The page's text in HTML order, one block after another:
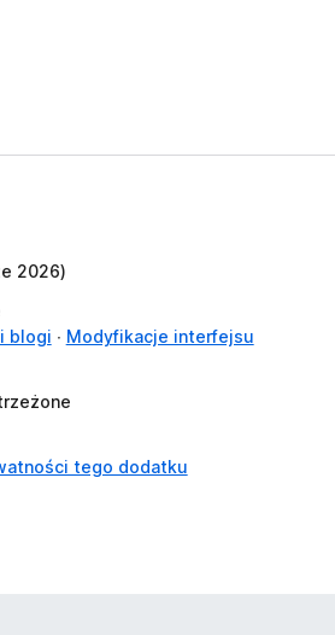
2026)
blogi
Modyfikacje interfejsu
tego dodatku